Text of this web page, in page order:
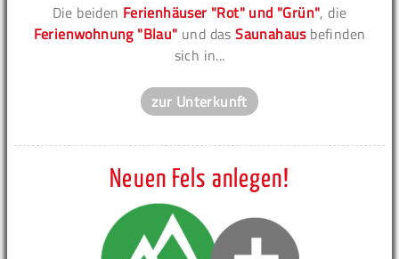
Die beiden Ferienhäuser "Rot" und "Grün", die
Ferienwohnung "Blau" und dasSaunahausbefinden
sich in...
zur Unterkunft
Neuen Fels anlegen!